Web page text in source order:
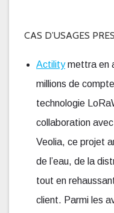
CAS D’USAGES
Actilitymettra en
millions de
technologie
collaboration
Veolia, ce projet
de l’eau, de la
tout en
client. Parmi les